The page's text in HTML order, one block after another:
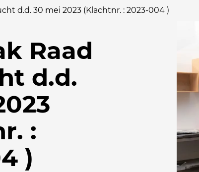
d.d. 30 mei 2023 (Klachtnr. : 2023-004 )
Raad
d.d.
:
)